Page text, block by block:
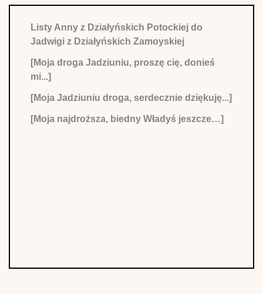
Listy Anny z Działyńskich Potockiej do
Jadwigi z Działyńskich Zamoyskiej
[Moja droga Jadziuniu, proszę cię, donieś
mi...]
[Moja Jadziuniu droga, serdecznie dziękuję...]
[Moja najdroższa, biedny Władyś jeszcze…]